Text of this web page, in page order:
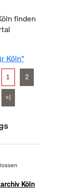
finden
Köln"
1 2
>|
Köln